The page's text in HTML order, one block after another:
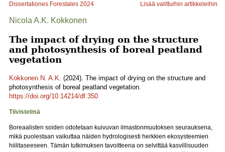
Dissertationes Forestales 2024 Lisää valittuihin artikkeleihin
Nicola A.K. Kokkonen
The impact of drying on the structure
and photosynthesis of boreal peatland
vegetation
Kokkonen N. A.K. (2024). The impact of drying on the structure and
photosynthesis of boreal peatland vegetation.
https://doi.org/10.14214/df.350
Tiivistelmä
Boreaalisten soiden odotetaan kuivuvan ilmastonmuutoksen seurauksena,
mikä puolestaan vaikuttaa näiden hydrologisesti herkkien ekosysteemien
hiilitaseeseen. Tämän tutkimuksen tavoitteena on selvittää kasvillisuuden